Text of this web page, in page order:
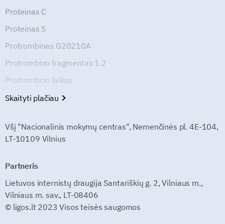
Proteinas C
Proteinas S
Protrombinas G20210A
Protrombino fragmentas 1.2
Protrombino laikas
Skaityti plačiau
Všį "Nacionalinis mokymų centras", Nemenčinės pl. 4E-104,
LT-10109 Vilnius
Partneris
Lietuvos internistų draugija Santariškių g. 2, Vilniaus m.,
Vilniaus m. sav., LT-08406
© ligos.lt 2023 Visos teisės saugomos